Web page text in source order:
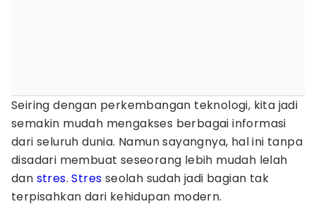
Seiring dengan perkembangan teknologi, kita jadi
semakin mudah mengakses berbagai informasi
dari seluruh dunia. Namun sayangnya, hal ini tanpa
disadari membuat seseorang lebih mudah lelah
dan stres.Stres seolah sudah jadi bagian tak
terpisahkan dari kehidupan modern.